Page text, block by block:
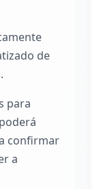
de
para
poderá
confirmar
a